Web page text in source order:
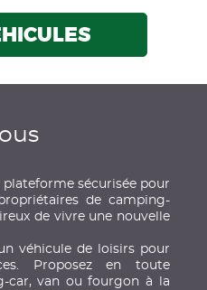
plateforme sécurisée pour
de camping-
de vivre une nouvelle
véhicule de loisirs pour
Proposez en toute
car, van ou fourgon à la